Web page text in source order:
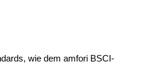
wie dem amfori BSCI-